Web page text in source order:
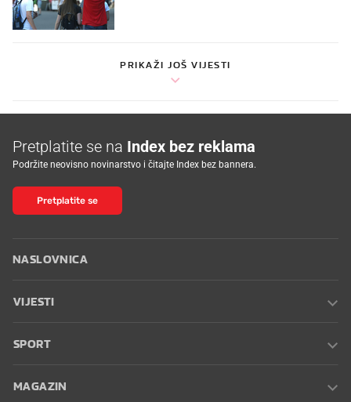
PRIKAŽI JOŠ VIJESTI
Pretplatite se na Index bez reklama
Podržite neovisno novinarstvo i čitajte Index bez bannera.
Pretplatite se
NASLOVNICA
VIJESTI
SPORT
MAGAZIN